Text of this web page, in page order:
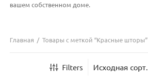
вашем собственном доме.
Главная / Товары с меткой “Красные шторы”
Filters
тюль
нити однотонные